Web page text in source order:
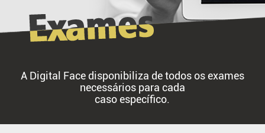
A Digital Face disponibiliza de todos os exames
necessários para cada
caso específico.